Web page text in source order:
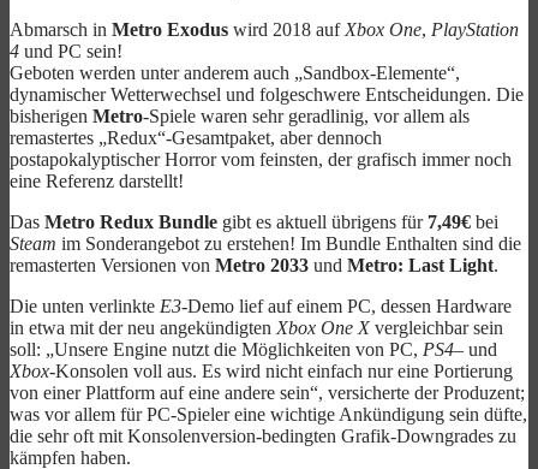
Abmarsch in Metro Exodus wird 2018 auf Xbox One, PlayStation
4 und PC sein!
Geboten werden unter anderem auch „Sandbox-Elemente“,
dynamischer Wetterwechsel und folgeschwere Entscheidungen. Die
bisherigen Metro-Spiele waren sehr geradlinig, vor allem als
remastertes „Redux“-Gesamtpaket, aber dennoch
postapokalyptischer Horror vom feinsten, der grafisch immer noch
eine Referenz darstellt!
Das Metro Redux Bundle gibt es aktuell übrigens für 7,49€ bei
Steam im Sonderangebot zu erstehen! Im Bundle Enthalten sind die
remasterten Versionen von Metro 2033 und Metro: Last Light.
Die unten verlinkte E3-Demo lief auf einem PC, dessen Hardware
in etwa mit der neu angekündigten Xbox One Xvergleichbar sein
soll: „Unsere Engine nutzt die Möglichkeiten von PC, PS4– und
Xbox-Konsolen voll aus. Es wird nicht einfach nur eine Portierung
von einer Plattform auf eine andere sein“, versicherte der Produzent;
was vor allem für PC-Spieler eine wichtige Ankündigung sein düfte,
die sehr oft mit Konsolenversion-bedingten Grafik-Downgrades zu
kämpfen haben.